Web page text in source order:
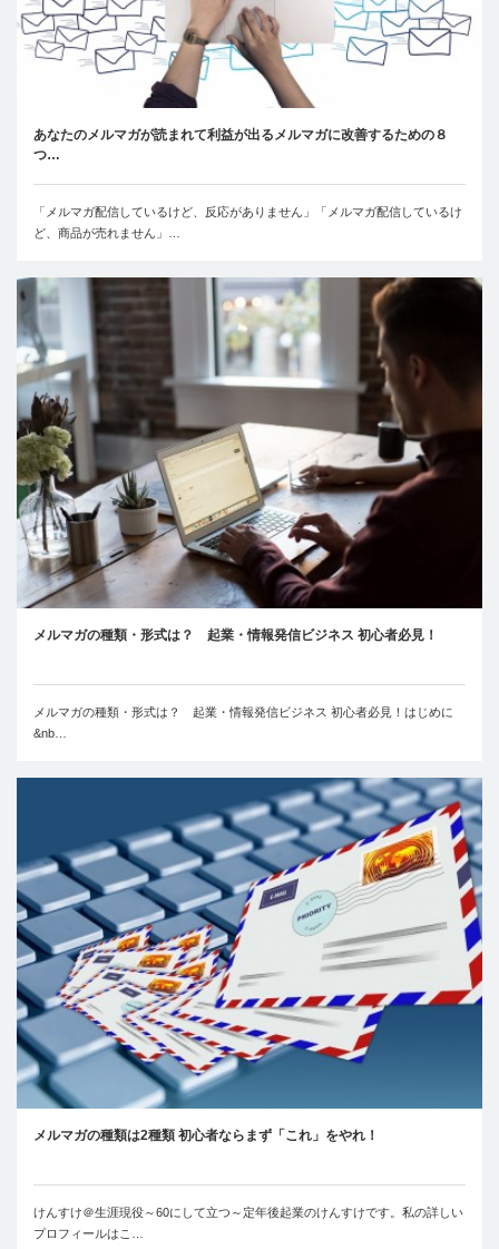
あなたのメルマガが読まれて利益が出るメルマガに改善するための８
つ…
「メルマガ配信しているけど、反応がありません」「メルマガ配信しているけ
ど、商品が売れません」…
メルマガの種類・形式は？ 起業・情報発信ビジネス 初心者必見！
メルマガの種類・形式は？ 起業・情報発信ビジネス 初心者必見！はじめに
&nb…
メルマガの種類は2種類 初心者ならまず「これ」をやれ！
けんすけ＠生涯現役～60にして立つ～定年後起業のけんすけです。私の詳しい
プロフィールはこ…